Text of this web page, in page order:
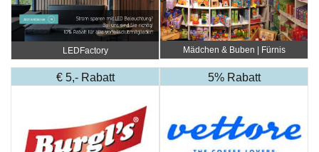
LEDFactory Mädchen & Buben | Fürnis
€ 5,- Rabatt 5% Rabatt